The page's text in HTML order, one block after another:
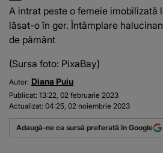
A intrat peste o femeie imobilizată
lăsat-o în ger. Întâmplare
de pământ
(Sursa foto: PixaBay)
Autor: Diana Puiu
Publicat: 13:22, 02 februarie 2023
Actualizat: 04:25, 02 noiembrie 2023
Adaugă-ne ca sursă preferată în Google